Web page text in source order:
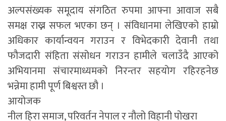
अल्पसंख्यक समूदाय संगठित रुपमा आफ्ना आवाज सबै
समक्ष राख्न सफल भएका छन् । संविधानमा लेखिएको हाम्रो
अधिकार कार्यान्वयन गराउन र विभेदकारी देवानी तथा
फौजदारी संहिता संसोधन गराउन हामीले चलाउँदै आएको
अभियानमा संचारमाध्यमको निरन्तर सहयोग रहिरहनेछ
भन्नेमा हामी पूर्ण बिश्वस्त छौ ।
आयोजक
नील हिरा समाज, परिवर्तन नेपाल र नौलो विहानी पोखरा